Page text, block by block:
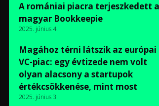
A romániai piacra terjeszkedett a
magyar Bookkeepie
2025. június 4.
Magához térni látszik az európai
VC-piac: egy évtizede nem volt
olyan alacsony a startupok
értékcsökkenése, mint most
2025. június 3.